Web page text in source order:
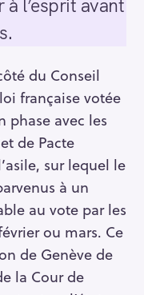
l’esprit avant
du Conseil
française votée
phase avec les
de Pacte
sur lequel le
à un
au vote par les
ou mars. Ce
de Genève de
la Cour de